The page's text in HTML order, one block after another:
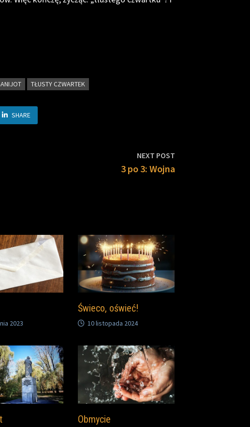
TŁUSTY CZWARTEK
SHARE
NEXT POSTNext
post:
3 po 3: Wojna
2023
Świeco, oświeć!
10 listopada 2024
Obmycie